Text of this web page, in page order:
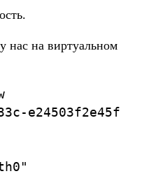
нас на виртуальном
e24503f2e45f